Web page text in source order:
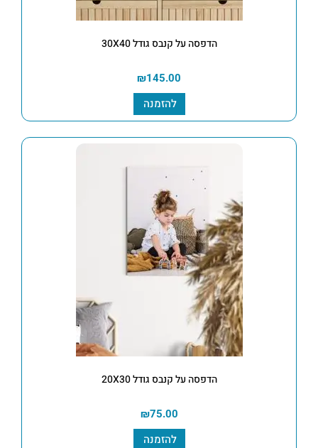
הדפסה על קנבס גודל 30X40
₪145.00
להזמנה
הדפסה על קנבס גודל 20X30
₪75.00
להזמנה